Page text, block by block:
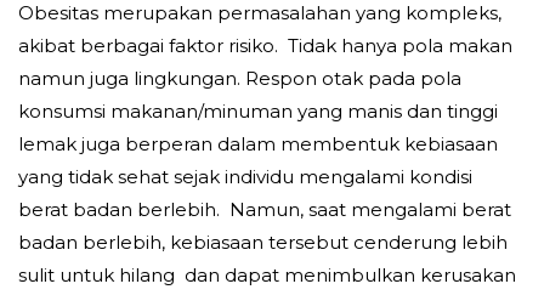
Obesitas merupakan permasalahan yang kompleks,
akibat berbagai faktor risiko. Tidak hanya pola makan
namun juga lingkungan. Respon otak pada pola
konsumsi makanan/minuman yang manis dan tinggi
lemak juga berperan dalam membentuk kebiasaan
yang tidak sehat sejak individu mengalami kondisi
berat badan berlebih. Namun, saat mengalami berat
badan berlebih, kebiasaan tersebut cenderung lebih
sulit untuk hilang dan dapat menimbulkan kerusakan